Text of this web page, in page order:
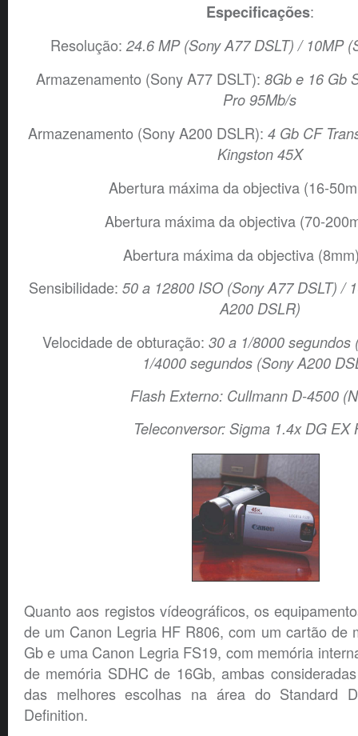
Especificações:
Resolução: 24.6 MP (Sony A77 DSLT) / 10MP
Armazenamento (Sony A77 DSLT): 8Gb e 16 Gb
Pro 95Mb/s
Armazenamento (Sony A200 DSLR): 4 Gb CF
Kingston 45X
Abertura máxima da objectiva (16-
Abertura máxima da objectiva (70-
Abertura máxima da objectiva
Sensibilidade: 50 a 12800 ISO (Sony A77 DSLT) /
A200 DSLR)
Velocidade de obturação: 30 a 1/8000 segundos
1/4000 segundos (Sony A200
Flash Externo: Cullmann D-4500
Teleconversor: Sigma 1.4x DG EX
Quanto aos registos vídeográficos, os
de um Canon Legria HF R806, com um cartão de
Gb e uma Canon Legria FS19, com memória
de memória SDHC de 16Gb, ambas
das melhores escolhas na área do Standard
Definition.